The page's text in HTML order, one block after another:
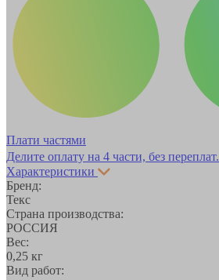
Плати частями
Делите оплату на 4 части, без переплат.
Характеристики
Бренд:
Текс
Страна производства:
РОССИЯ
Вес:
0,25 кг
Вид работ: